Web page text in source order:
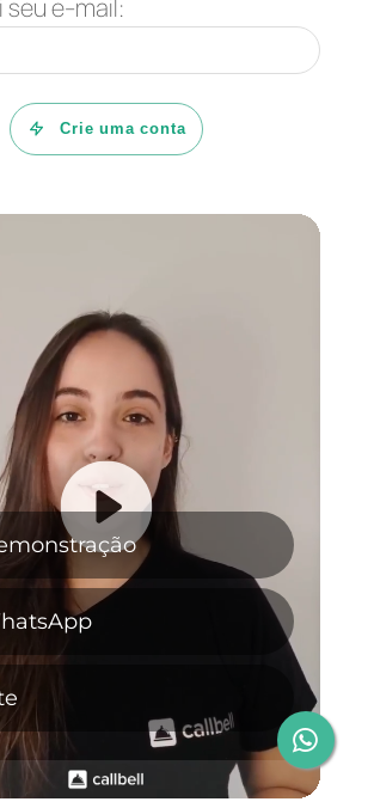
caso de qualquer dúvida ou
para assistência,
entrar em contato via:
ou deixe um comentário
Nós vamos responder
que possível!
Perguntas Frequentes